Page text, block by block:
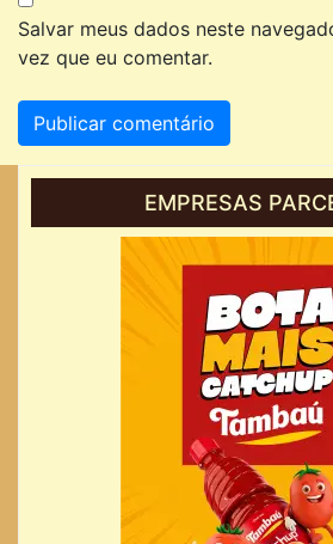
Salvar meus dados neste
vez que eu comentar.
EMPRESAS